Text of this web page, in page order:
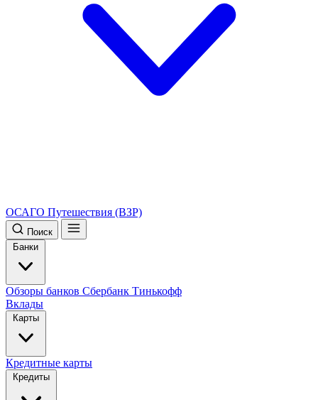
ОСАГО Путешествия (ВЗР)
Поиск
Банки
Обзоры банков Сбербанк Тинькофф
Вклады
Карты
Кредитные карты
Кредиты